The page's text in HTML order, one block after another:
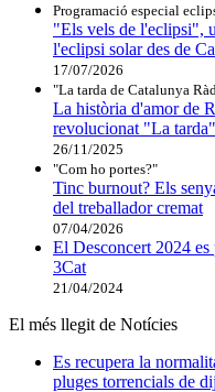
Programació especial
"Els vels de l'eclipsi",
l'eclipsi solar des de
17/07/2026
"La tarda de Catalunya
La història d'amor de
revolucionat "La tarda"
26/11/2025
"Com ho portes?"
Tinc burnout? Els
del treballador cremat
07/04/2026
El Desconcert 2024
3Cat
21/04/2024
El més llegit de Notícies
Es recupera la
pluges torrencials de